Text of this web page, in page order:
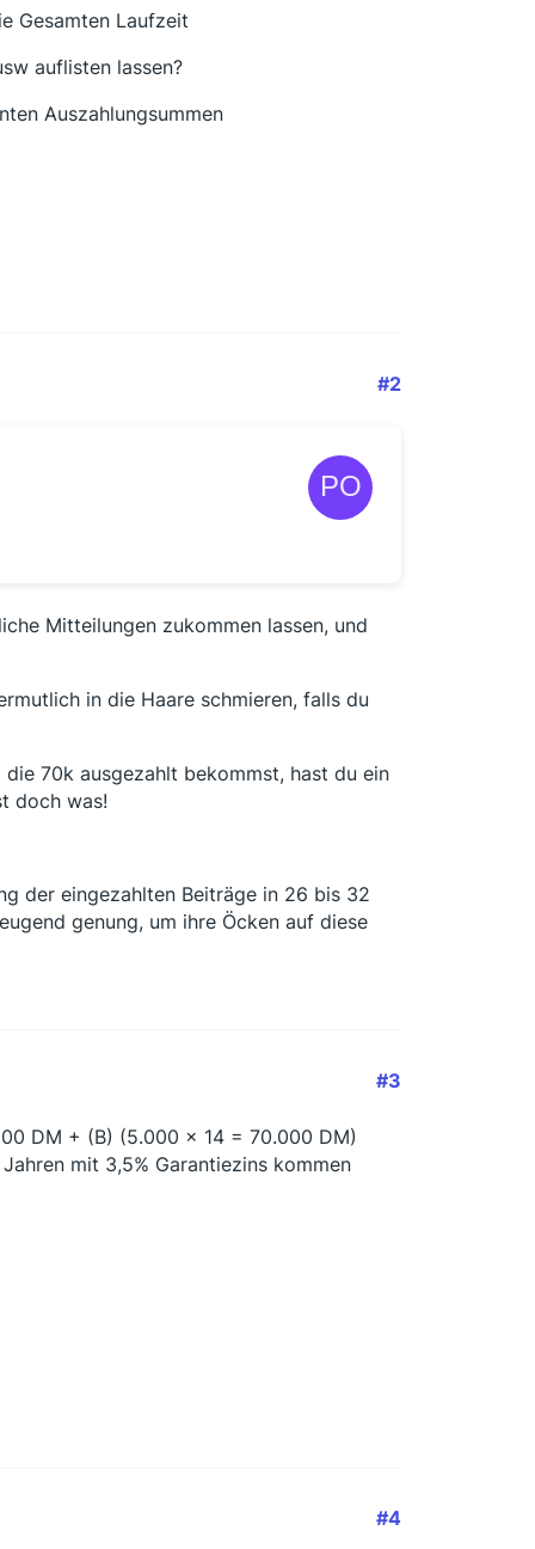
Gesamten Laufzeit
auflisten lassen?
Auszahlungsummen
#2
Mitteilungen zukommen lassen, und
in die Haare schmieren, falls du
70k ausgezahlt bekommst, hast du ein
doch was!
der eingezahlten Beiträge in 26 bis 32
genung, um ihre Öcken auf diese
#3
DM + (B) (5.000 x 14 = 70.000 DM)
mit 3,5% Garantiezins kommen
#4